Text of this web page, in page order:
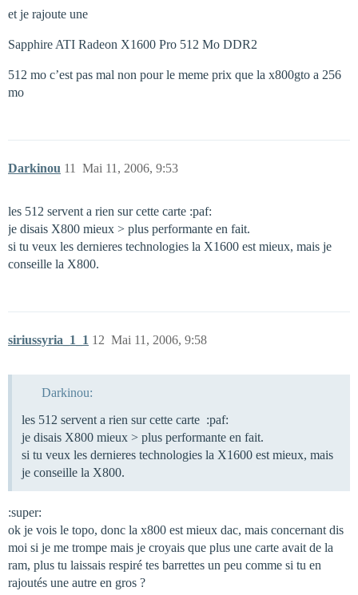
et je rajoute une
Sapphire ATI Radeon X1600 Pro 512 Mo DDR2
512 mo c’est pas mal non pour le meme prix que la x800gto a 256
mo
Darkinou Mai 11, 2006, 9:53
11
les 512 servent a rien sur cette carte :paf:
je disais X800 mieux > plus performante en fait.
si tu veux les dernieres technologies la X1600 est mieux, mais je
conseille la X800.
siriussyria_1_1 Mai 11, 2006, 9:58
12
Darkinou:
les 512 servent a rien sur cette carte :paf:
je disais X800 mieux > plus performante en fait.
si tu veux les dernieres technologies la X1600 est mieux, mais
je conseille la X800.
:super:
ok je vois le topo, donc la x800 est mieux dac, mais concernant dis
moi si je me trompe mais je croyais que plus une carte avait de la
ram, plus tu laissais respiré tes barrettes un peu comme si tu en
rajoutés une autre en gros ?